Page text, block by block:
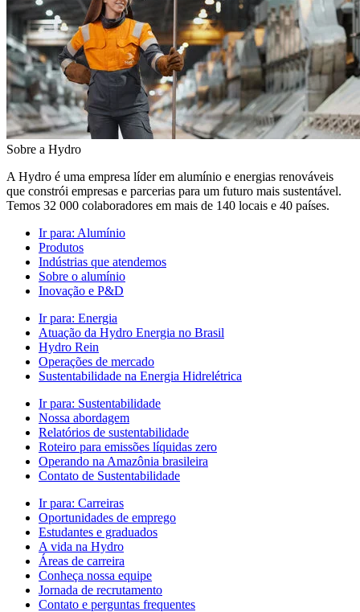
Sobre a Hydro
A Hydro é uma empresa líder em alumínio e energias renováveis
que constrói empresas e parcerias para um futuro mais sustentável.
Temos 32 000 colaboradores em mais de 140 locais e 40 países.
Ir para: Alumínio
Produtos
Indústrias que atendemos
Sobre o alumínio
Inovação e P&D
Ir para: Energia
Atuação da Hydro Energia no Brasil
Hydro Rein
Operações de mercado
Sustentabilidade na Energia Hidrelétrica
Ir para: Sustentabilidade
Nossa abordagem
Relatórios de sustentabilidade
Roteiro para emissões líquidas zero
Operando na Amazônia brasileira
Contato de Sustentabilidade
Ir para: Carreiras
Oportunidades de emprego
Estudantes e graduados
A vida na Hydro
Áreas de carreira
Conheça nossa equipe
Jornada de recrutamento
Contato e perguntas frequentes